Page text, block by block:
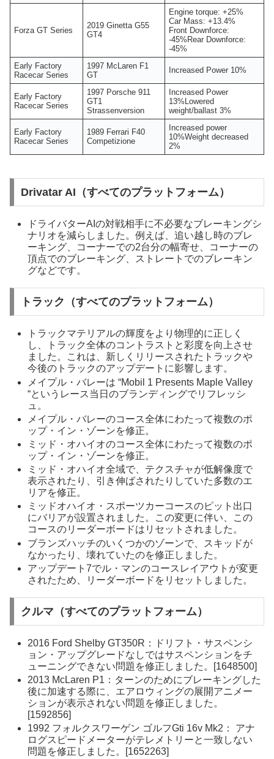
Forza GT Series
2019 Ginetta G55
GT4
Engine torque: +25%
Car Mass: +13.4%
Front Downforce:
-45%Rear Downforce:
-45%
Early Factory
Racecar Series
1997 McLaren F1
GT
Increased Power 10%
Early Factory
Racecar Series
1997 Porsche 911
GT1
Strassenversion
Increased Power
13%Lowered
weight/ballast 3%
Early Factory
Racecar Series
1989 Ferrari F40
Competizione
Increased power
10%Weight decreased
2%
Drivatar AI（すべてのプラットフォーム）
ドライバターAIの対戦相手に不必要なブレーキングシ
ナリオを減らしました。例えば、追い越し時のブレ
ーキング、コーナーでの2台分の幅寄せ、コーナーの
頂点でのブレーキング、ストレートでのブレーキン
グなどです。
トラック（すべてのプラットフォーム）
トラックマテリアルの輝度をより物理的に正しく
し、トラック全体のコントラストと彩度を向上させ
ました。これは、新しくリリースされたトラックや
今後のトラックのアップデートに影響します。
メイプル・バレーは “Mobil 1 Presents Maple Valley
“というレース当日のブランディングでリフレッシ
ュ。
メイプル・バレーのコース全体にわたって複数のポ
ップ・イン・ゾーンを修正。
ミッド・オハイオのコース全体にわたって複数のポ
ップ・イン・ゾーンを修正。
ミッド・オハイオ全域で、テクスチャが低解像度で
表示されたり、引き伸ばされたりしていた多数のエ
リアを修正。
ミッドオハイオ・スポーツカーコースのピット出口
にバリアが設置されました。この変更に伴い、この
コースのリーダーボードはリセットされました。
ブランズハッチのいくつかのゾーンで、スキッドが
なかったり、壊れていたのを修正しました。
アップデート7でル・マンのコースレイアウトが変更
されたため、リーダーボードをリセットしました。
クルマ（すべてのプラットフォーム）
2016 Ford Shelby GT350R：ドリフト・サスペンシ
ョン・アップグレードなしではサスペンションをチ
ューニングできない問題を修正しました。[1648500]
2013 McLaren P1：ターンのためにブレーキングした
後に加速する際に、エアロウィングの展開アニメー
ションが表示されない問題を修正しました。
[1592856]
1992 フォルクスワーゲン ゴルフGti 16v Mk2： アナ
ログスピードメーターがテレメトリーと一致しない
問題を修正しました。[1652263]